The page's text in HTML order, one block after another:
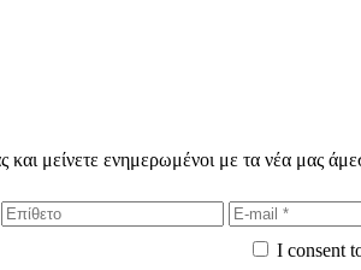
και μείνετε ενημερωμένοι με τα νέα μας
I consent